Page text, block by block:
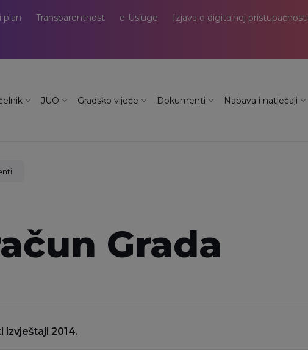
plan Transparentnost e-Usluge Izjava o digitalnoj pristupačnosti
JUO Gradsko vijeće Dokumenti Nabava i natječaji
Grada
izvještaji 2014.